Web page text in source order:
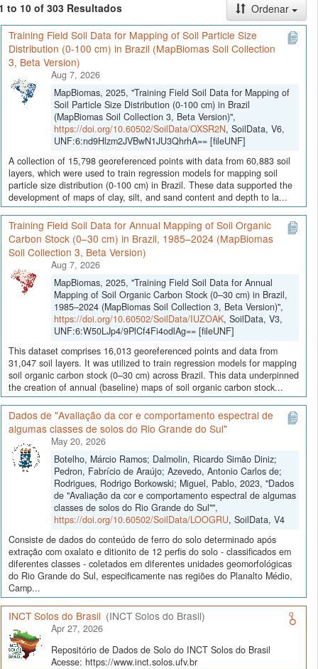
to 10 of 303 Resultados
Ordenar
Training Field Soil Data for Mapping of Soil Particle Size
Distribution (0-100 cm) in Brazil (MapBiomas Soil Collection
3, Beta Version)
Aug 7, 2026
MapBiomas, 2025, "Training Field Soil Data for Mapping of
Soil Particle Size Distribution (0-100 cm) in Brazil
(MapBiomas Soil Collection 3, Beta Version)",
https://doi.org/10.60502/SoilData/OXSR2N, SoilData, V6,
UNF:6:nd9Hlzm2JVBwN1JU3QhrhA== [fileUNF]
A collection of 15,798 georeferenced points with data from 60,883 soil
layers, which were used to train regression models for mapping soil
particle size distribution (0-100 cm) in Brazil. These data supported the
development of maps of clay, silt, and sand content and depth to la...
Training Field Soil Data for Annual Mapping of Soil Organic
Carbon Stock (0–30 cm) in Brazil, 1985–2024 (MapBiomas
Soil Collection 3, Beta Version)
Aug 7, 2026
MapBiomas, 2025, "Training Field Soil Data for Annual
Mapping of Soil Organic Carbon Stock (0–30 cm) in Brazil,
1985–2024 (MapBiomas Soil Collection 3, Beta Version)",
https://doi.org/10.60502/SoilData/IUZOAK, SoilData, V3,
UNF:6:W50LJp4/9PlCf4Fi4odlAg== [fileUNF]
This dataset comprises 16,013 georeferenced points and data from
31,047 soil layers. It was utilized to train regression models for mapping
soil organic carbon stock (0–30 cm) across Brazil. This data underpinned
the creation of annual (baseline) maps of soil organic carbon stock...
Dados de "Avaliação da cor e comportamento espectral de
algumas classes de solos do Rio Grande do Sul"
May 20, 2026
Botelho, Márcio Ramos; Dalmolin, Ricardo Simão Diniz;
Pedron, Fabrício de Araújo; Azevedo, Antonio Carlos de;
Rodrigues, Rodrigo Borkowski; Miguel, Pablo, 2023, "Dados
de "Avaliação da cor e comportamento espectral de algumas
classes de solos do Rio Grande do Sul"",
https://doi.org/10.60502/SoilData/LOOGRU, SoilData, V4
Consiste de dados do conteúdo de ferro do solo determinado após
extração com oxalato e ditionito de 12 perfis do solo - classificados em
diferentes classes - coletados em diferentes unidades geomorfológicas
do Rio Grande do Sul, especificamente nas regiões do Planalto Médio,
Camp...
INCT Solos do Brasil (INCT Solos do Brasil)
Apr 27, 2026
Repositório de Dados de Solo do INCT Solos do Brasil
Acesse: https://www.inct.solos.ufv.br